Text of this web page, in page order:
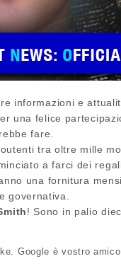
informazioni e
una felice
fare.
tra oltre mille
a farci dei
una fornitura
governativa.
! Sono in palio
Google è vostro amico